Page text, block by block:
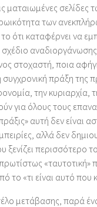
ματαιωμένες σελίδες
των
ότι καταφέρνει να
στοχαστή, ποια
πράξη της
την κυριαρχία,
για όλους τους
αυτή δεν είναι
αλλά δεν
ξενίζει περισσότερο
«ταυτοτική»
«τι είναι αυτό που
μετάβασης, παρά